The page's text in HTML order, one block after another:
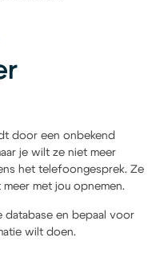
door een onbekend
je wilt ze niet meer
het telefoongesprek. Ze
met jou opnemen.
database en bepaal voor
wilt doen.